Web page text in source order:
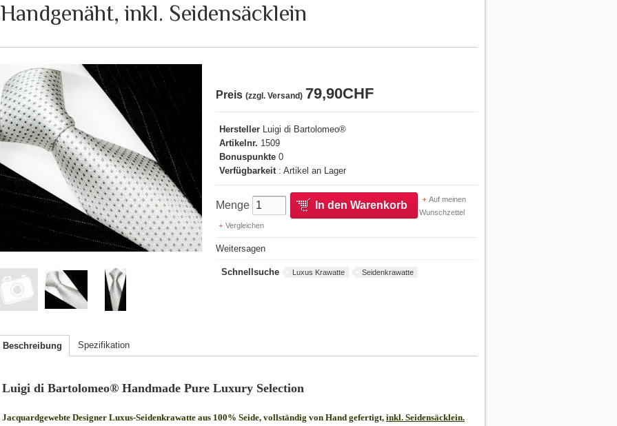
Handgenäht, inkl. Seidensäcklein
Preis (zzgl. Versand) 79,90CHF
Hersteller Luigi di Bartolomeo®
Artikelnr. 1509
Bonuspunkte 0
Verfügbarkeit : Artikel an Lager
Menge In den Warenkorb
Auf meinen
Wunschzettel
Vergleichen
Weitersagen
Schnellsuche Luxus Krawatte Seidenkrawatte
Beschreibung Spezifikation
Luigi di Bartolomeo® Handmade Pure Luxury Selection
Jacquardgewebte Designer Luxus-Seidenkrawatte aus 100% Seide, vollständig von Hand gefertigt, inkl. Seidensäcklein.